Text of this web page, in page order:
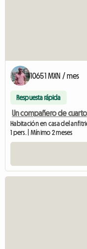
10651 MXN / mes
Respuesta rápida
Un compañero de
Habitación en casa del
1 pers. | Mínimo 2 meses